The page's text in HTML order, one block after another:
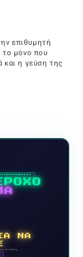
επιθυμητή
μόνο που
και η γεύση της
ΝΑ